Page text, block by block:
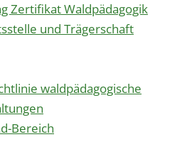
Zertifikat Waldpädagogik
und Trägerschaft
waldpädagogische
Bereich